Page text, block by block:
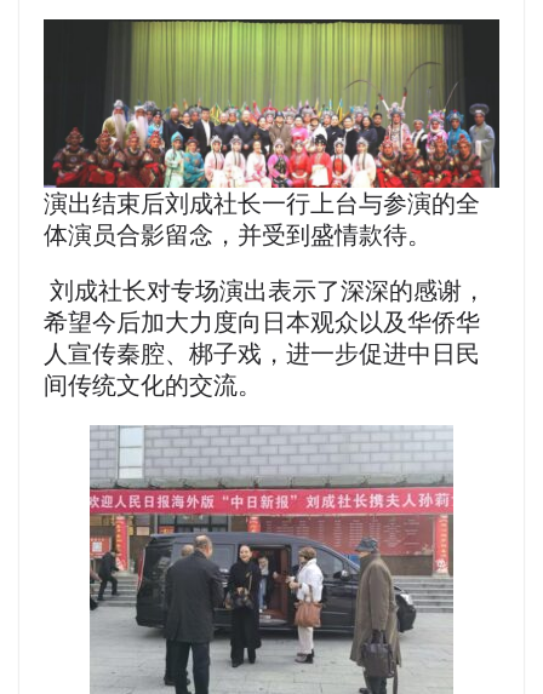
演出结束后刘成社长一行上台与参演的全
体演员合影留念，并受到盛情款待。
刘成社长对专场演出表示了深深的感谢，
希望今后加大力度向日本观众以及华侨华
人宣传秦腔、梆子戏，进一步促进中日民
间传统文化的交流。